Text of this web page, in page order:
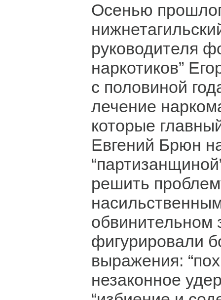
Осенью
руководителя
наркотиков”
с половиной
лечение
которые
Евгений Брюн
решить
обвинительном
фигурировали
выражения:
незаконное